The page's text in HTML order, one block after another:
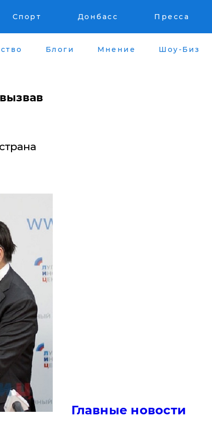
Спорт Донбасс Пресса
Блоги Мнение Шоу-Биз
Главные новости